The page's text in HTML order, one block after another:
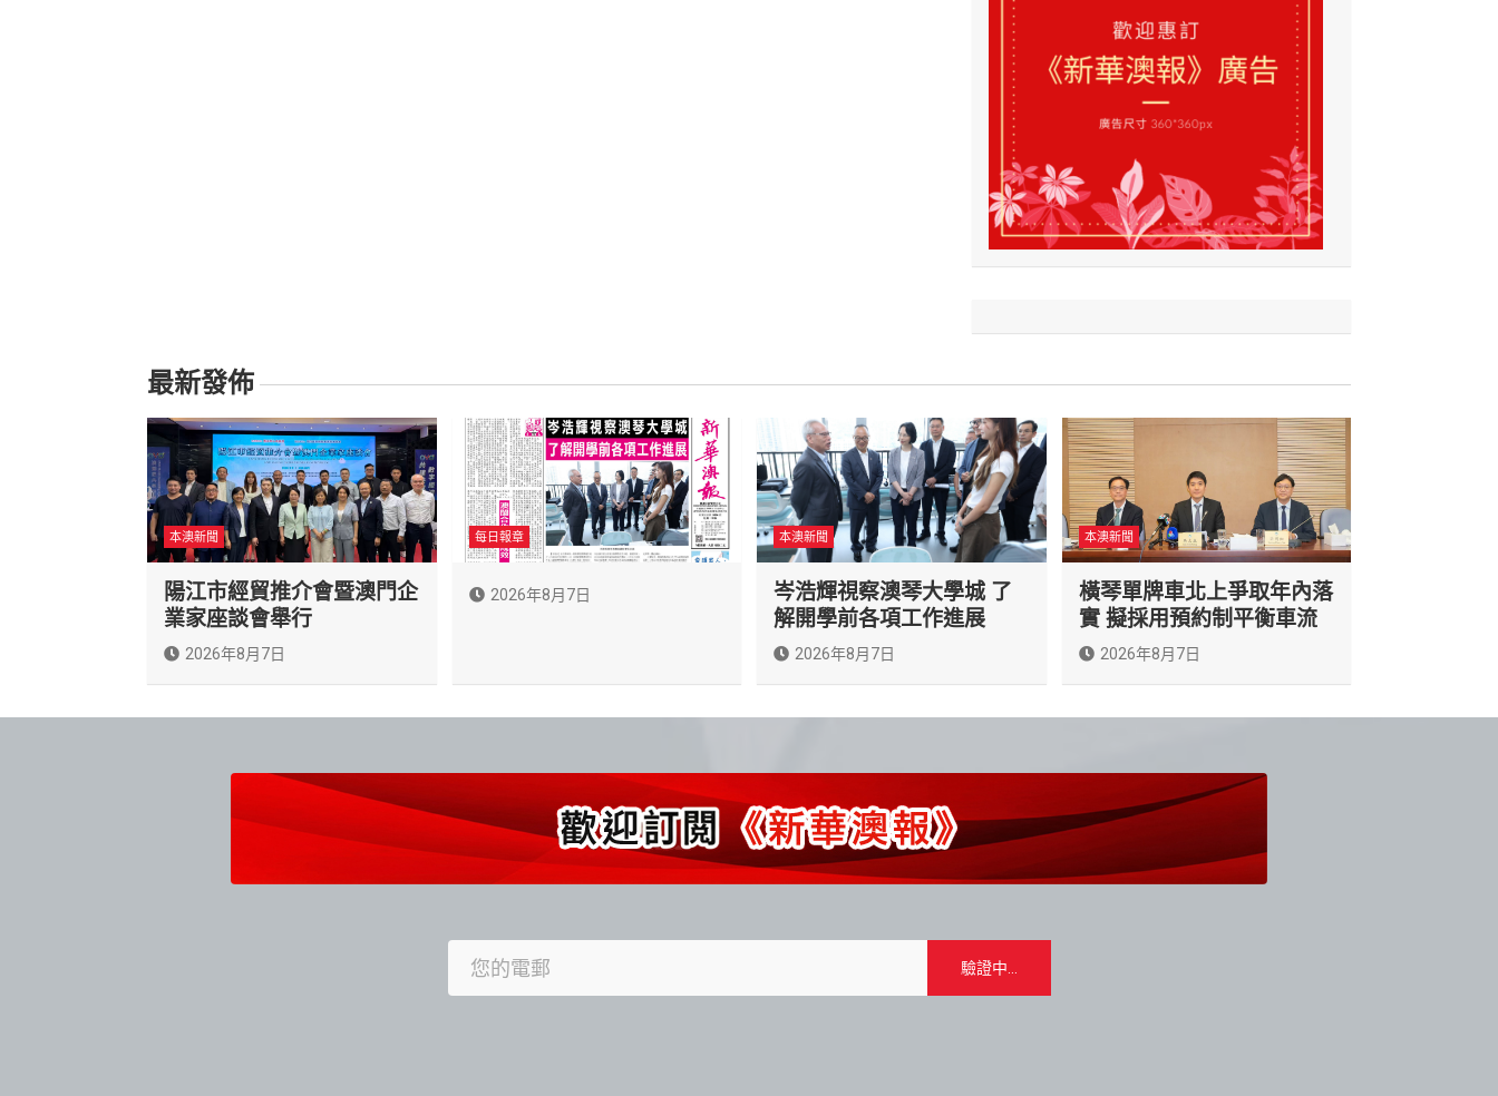
最新發佈
本澳新聞
陽江市經貿推介會暨澳門企
業家座談會舉行
2026年8月7日
每日報章
2026年8月7日
本澳新聞
岑浩輝視察澳琴大學城 了
解開學前各項工作進展
2026年8月7日
本澳新聞
橫琴單牌車北上爭取年內落
實 擬採用預約制平衡車流
2026年8月7日